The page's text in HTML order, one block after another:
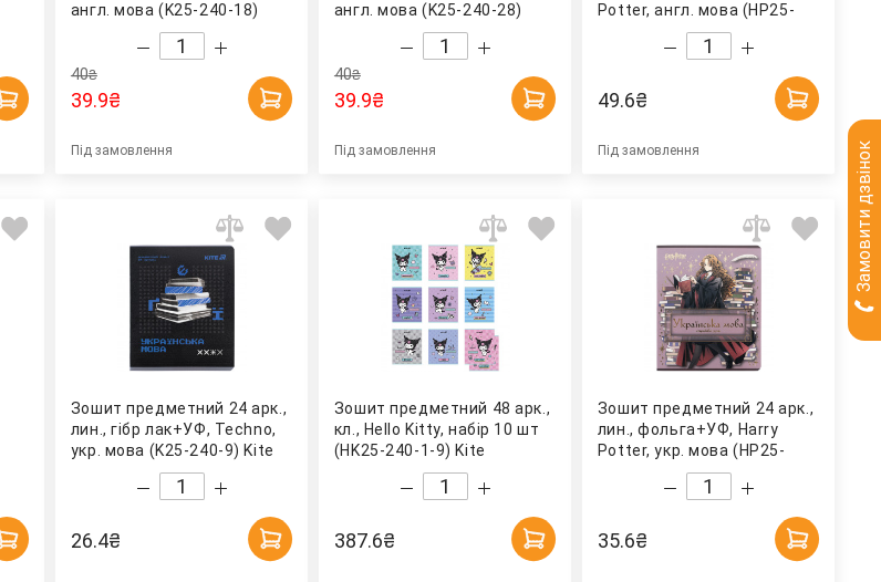
англ. мова (K25-240-18)
40₴
39.9₴
Під замовлення
англ. мова (K25-240-28)
40₴
39.9₴
Під замовлення
Potter, англ. мова (HP25-
49.6₴
Під замовлення
Зошит предметний 24 арк.,
лин., гібр лак+УФ, Techno,
укр. мова (K25-240-9) Kite
26.4₴
Зошит предметний 48 арк.,
кл., Hello Kitty, набір 10 шт
(HK25-240-1-9) Kite
387.6₴
Зошит предметний 24 арк.,
лин., фольга+УФ, Harry
Potter, укр. мова (HP25-
35.6₴
Замовити дзвінок